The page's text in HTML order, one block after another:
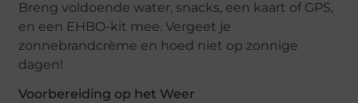
Breng voldoende water, snacks, een kaart of GPS,
en een EHBO-kit mee. Vergeet je
zonnebrandcrème en hoed niet op zonnige
dagen!
Voorbereiding op het Weer